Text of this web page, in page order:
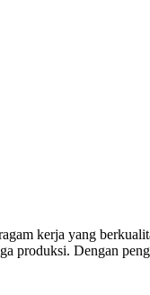
kerja yang
produksi. Dengan